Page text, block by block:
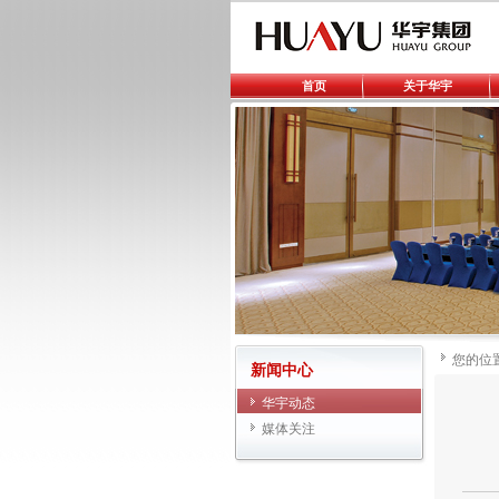
首页 关于华宇
新闻中心
华宇动态
媒体关注
您的位